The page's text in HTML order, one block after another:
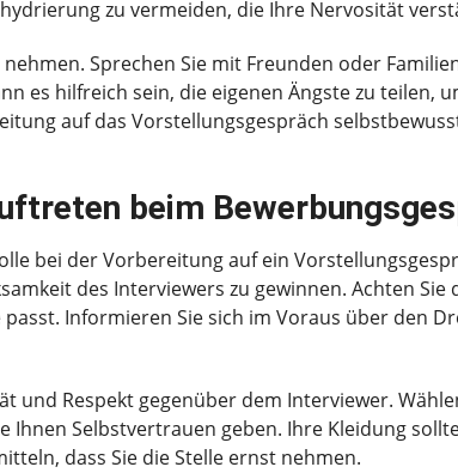
zu vermeiden, die Ihre Nervosität
Sprechen Sie mit Freunden oder
es hilfreich sein, die eigenen Ängste zu teilen,
auf das Vorstellungsgespräch
beim
bei der Vorbereitung auf ein
des Interviewers zu gewinnen. Achten Sie
Informieren Sie sich im Voraus über den
und Respekt gegenüber dem Interviewer.
Ihnen Selbstvertrauen geben. Ihre Kleidung
dass Sie die Stelle ernst nehmen.